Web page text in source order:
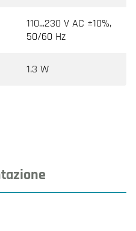
110...230 V AC ±10%,
50/60 Hz
1.3 W